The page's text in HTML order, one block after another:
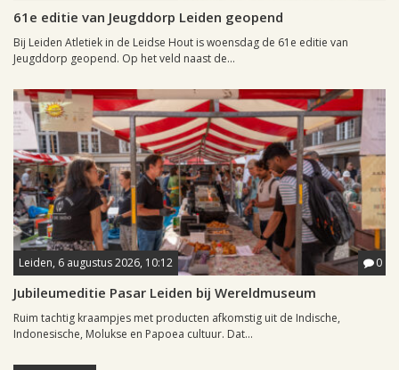
61e editie van Jeugddorp Leiden geopend
Bij Leiden Atletiek in de Leidse Hout is woensdag de 61e editie van
Jeugddorp geopend. Op het veld naast de...
Leiden, 6 augustus 2026, 10:12 0
Jubileumeditie Pasar Leiden bij Wereldmuseum
Ruim tachtig kraampjes met producten afkomstig uit de Indische,
Indonesische, Molukse en Papoea cultuur. Dat...